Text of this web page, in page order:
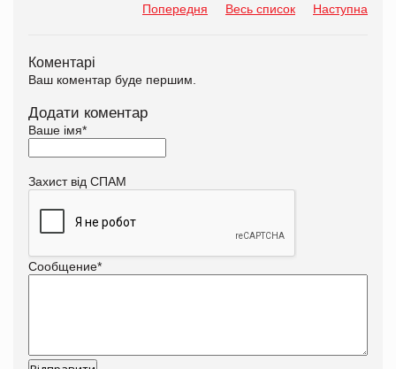
Попередня Весь список Наступна
Коментарі
Ваш коментар буде першим.
Додати коментар
Ваше імя*
Захист від СПАМ
Сообщение*